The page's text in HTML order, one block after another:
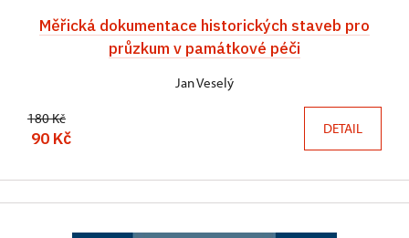
Měřická dokumentace historických staveb pro
průzkum v památkové péči
Jan Veselý
180 Kč
90 Kč DETAIL